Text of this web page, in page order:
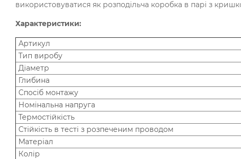
використовуватися як розподільча коробка в парі з
Характеристики:
Артикул
Тип виробу
Діаметр
Глибина
Спосіб монтажу
Номінальна напруга
Термостійкість
Стійкість в тесті з розпеченим проводом
Матеріал
Колір